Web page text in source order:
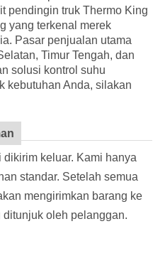
pendingin truk Thermo King
yang terkenal merek
Pasar penjualan utama
Timur Tengah, dan
solusi kontrol suhu
kebutuhan Anda, silakan
keluar. Kami hanya
standar. Setelah semua
mengirimkan barang ke
oleh pelanggan.